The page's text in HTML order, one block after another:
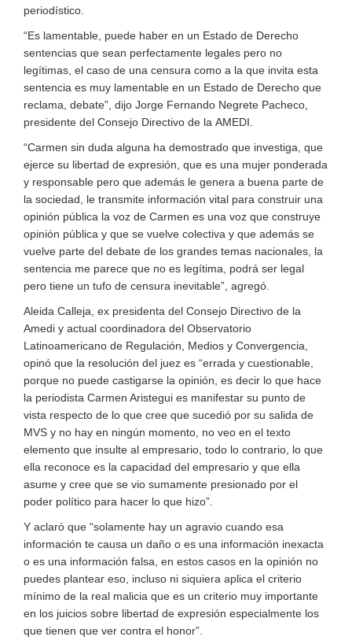
periodístico.
“Es lamentable, puede haber en un Estado de Derecho
sentencias que sean perfectamente legales pero no
legítimas, el caso de una censura como a la que invita esta
sentencia es muy lamentable en un Estado de Derecho que
reclama, debate”, dijo Jorge Fernando Negrete Pacheco,
presidente del Consejo Directivo de la AMEDI.
“Carmen sin duda alguna ha demostrado que investiga, que
ejerce su libertad de expresión, que es una mujer ponderada
y responsable pero que además le genera a buena parte de
la sociedad, le transmite información vital para construir una
opinión pública la voz de Carmen es una voz que construye
opinión pública y que se vuelve colectiva y que además se
vuelve parte del debate de los grandes temas nacionales, la
sentencia me parece que no es legítima, podrá ser legal
pero tiene un tufo de censura inevitable”, agregó.
Aleida Calleja, ex presidenta del Consejo Directivo de la
Amedi y actual coordinadora del Observatorio
Latinoamericano de Regulación, Medios y Convergencia,
opinó que la resolución del juez es “errada y cuestionable,
porque no puede castigarse la opinión, es decir lo que hace
la periodista Carmen Aristegui es manifestar su punto de
vista respecto de lo que cree que sucedió por su salida de
MVS y no hay en ningún momento, no veo en el texto
elemento que insulte al empresario, todo lo contrario, lo que
ella reconoce es la capacidad del empresario y que ella
asume y cree que se vio sumamente presionado por el
poder político para hacer lo que hizo”.
Y aclaró que “solamente hay un agravio cuando esa
información te causa un daño o es una información inexacta
o es una información falsa, en estos casos en la opinión no
puedes plantear eso, incluso ni siquiera aplica el criterio
mínimo de la real malicia que es un criterio muy importante
en los juicios sobre libertad de expresión especialmente los
que tienen que ver contra el honor”.